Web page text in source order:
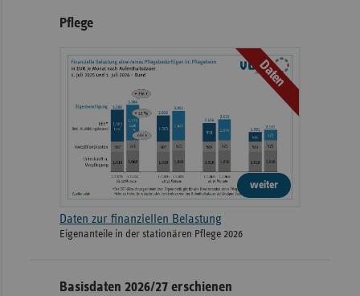
Pflege
Daten
weiter
Daten zur finanziellen Belastung
Eigenanteile in der stationären Pflege 2026
Basisdaten 2026/27 erschienen